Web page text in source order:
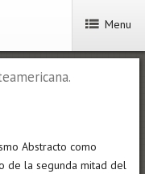
Menu
Abstracto como
de la segunda mitad del